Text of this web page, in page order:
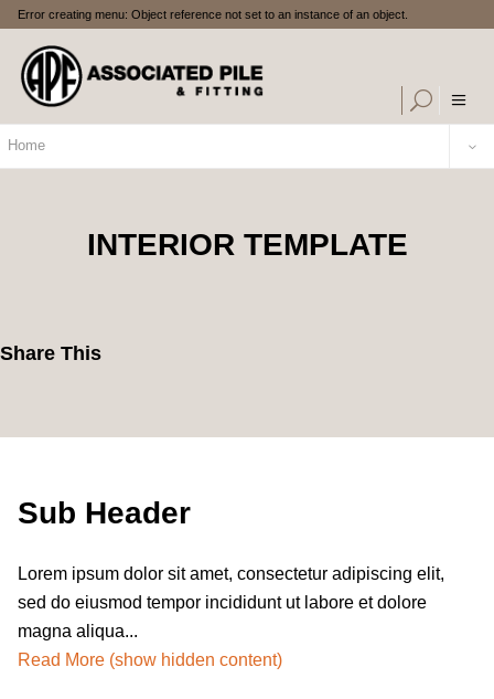
Error creating menu: Object reference not set to an instance of an object.
Home
INTERIOR TEMPLATE
Share This
Sub Header
Lorem ipsum dolor sit amet, consectetur adipiscing elit,
sed do eiusmod tempor incididunt ut labore et dolore
magna aliqua...
Read More (show hidden content)